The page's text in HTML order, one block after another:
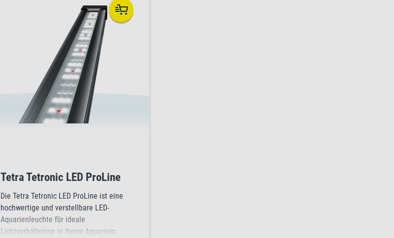
Tetra Tetronic LED ProLine
Die Tetra Tetronic LED ProLine ist eine
hochwertige und verstellbare LED-
Aquarienleuchte für ideale
Lichtverhältnisse in Ihrem Aquarium.